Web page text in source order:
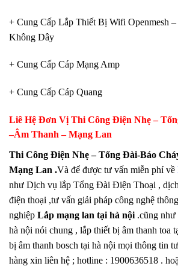
+ Cung Cấp Lắp Thiết Bị Wifi Openmesh
Không Dây
+ Cung Cấp Cáp Mạng Amp
+ Cung Cấp Cáp Quang
Liê Hệ Đơn Vị Thi Công Điện Nhẹ –
–Âm Thanh – Mạng Lan
Thi Công Điện Nhẹ – Tổng Đài-Báo
Mạng Lan .Và để được tư vấn miễn phí về
như Dịch vụ lắp Tổng Đài Điện Thoại ,
điện thoại ,tư vấn giải pháp công nghệ
nghiệp Lắp mạng lan tại hà nội .cũng như
hà nội nói chung , lắp thiết bị âm thanh toa
bị âm thanh bosch tại hà nội mọi thông tin
hàng xin liên hệ ; hotline : 1900636518 .